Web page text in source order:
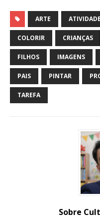
ARTE
COLORIR CRIANÇAS
FILHOS IMAGENS
PAIS PINTAR
TAREFA
Sobre